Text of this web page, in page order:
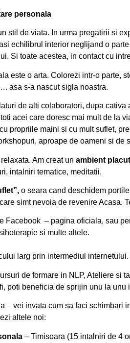
personala
stil de viata. In urma pregatirii si
echilibrul interior neglijand o
Si toate acestea, in contact cu
este o arta. Colorezi intr-o parte,
asa s-a nascut sigla noastra.
de alti colaboratori, dupa
acei care doresc mai mult de la
propriile maini si cu mult suflet,
aproape de oameni si de
Am creat un ambient
intalniri tematice, meditatii.
o seara cand deschidem
simt nevoia de revenire Acasa.
Facebook – pagina oficiala, sau
si multe altele.
larg prin intermediul
de formare in NLP, Ateliere
poti beneficia de sprijin unu la
– vei invata cum sa faci schimbari
altele noi:
– Timisoara (15 intalniri de 4